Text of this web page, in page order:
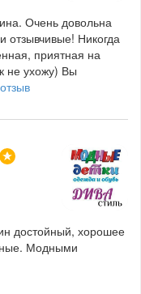
Очень довольна
отзывчивые! Никогда
приятная на
не ухожу) Вы
достойный, хорошее
Модными